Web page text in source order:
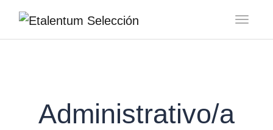
Administrativo/a